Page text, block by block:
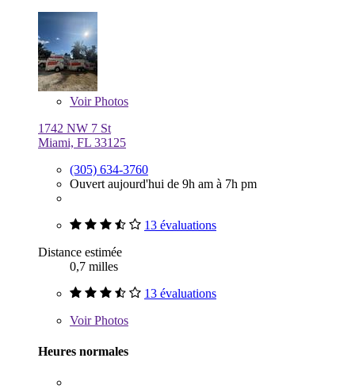
VoirPhotos
1742 NW 7 St
Miami, FL 33125
(305) 634-3760
Ouvert aujourd'hui de 9h am à 7h pm
13 évaluations
Distance estimée
0,7 milles
13 évaluations
VoirPhotos
Heures normales